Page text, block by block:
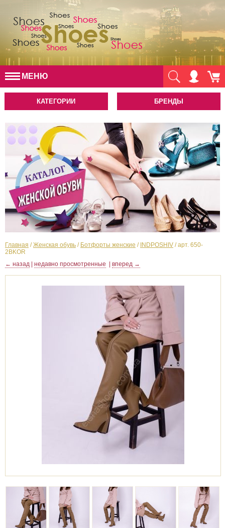
МЕНЮ
КАТЕГОРИИ БРЕНДЫ
Главная /Женская обувь / Ботфорты женские / INDPOSHIV /арт. 650-
2BKOR
← назад
недавно просмотренные вперед →